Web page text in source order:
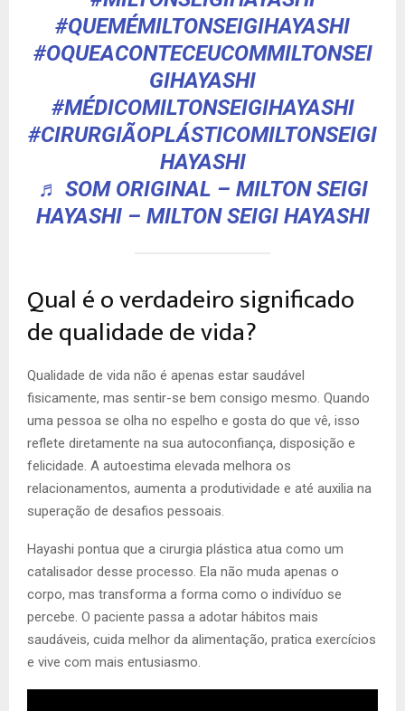
#QUEMÉMILTONSEIGIHAYASHI
#OQUEACONTECEUCOMMILTONSEI
GIHAYASHI
#MÉDICOMILTONSEIGIHAYASHI
#CIRURGIÃOPLÁSTICOMILTONSEIGI
HAYASHI
♬ SOM ORIGINAL – MILTON SEIGI
HAYASHI – MILTON SEIGI HAYASHI
Qual é o verdadeiro significado
de qualidade de vida?
Qualidade de vida não é apenas estar saudável
fisicamente, mas sentir-se bem consigo mesmo. Quando
uma pessoa se olha no espelho e gosta do que vê, isso
reflete diretamente na sua autoconfiança, disposição e
felicidade. A autoestima elevada melhora os
relacionamentos, aumenta a produtividade e até auxilia na
superação de desafios pessoais.
Hayashi pontua que a cirurgia plástica atua como um
catalisador desse processo. Ela não muda apenas o
corpo, mas transforma a forma como o indivíduo se
percebe. O paciente passa a adotar hábitos mais
saudáveis, cuida melhor da alimentação, pratica exercícios
e vive com mais entusiasmo.